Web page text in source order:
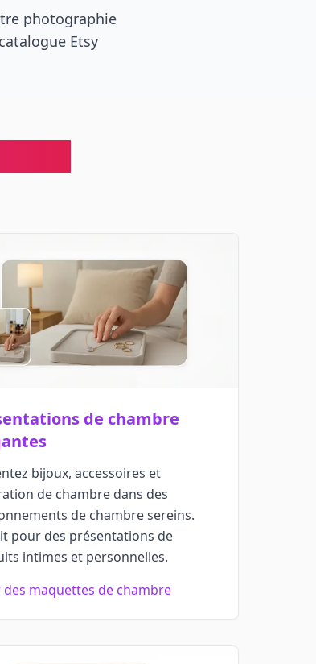
photographie
Etsy
de chambre
bijoux, accessoires et
de chambre dans des
de chambre sereins.
pour des présentations de
intimes et personnelles.
des maquettes de chambre